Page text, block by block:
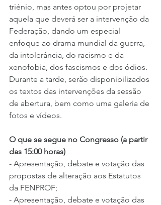
triénio, mas antes optou por projetar
aquela que deverá ser a intervenção da
Federação, dando um especial
enfoque ao drama mundial da guerra,
da intolerância, do racismo e da
xenofobia, dos fascismos e dos ódios.
Durante a tarde, serão disponibilizados
os textos das intervenções da sessão
de abertura, bem como uma galeria de
fotos e vídeos.
O que se segue no Congresso (a partir
das 15:00 horas)
- Apresentação, debate e votação das
propostas de alteração aos Estatutos
da FENPROF;
- Apresentação, debate e votação das